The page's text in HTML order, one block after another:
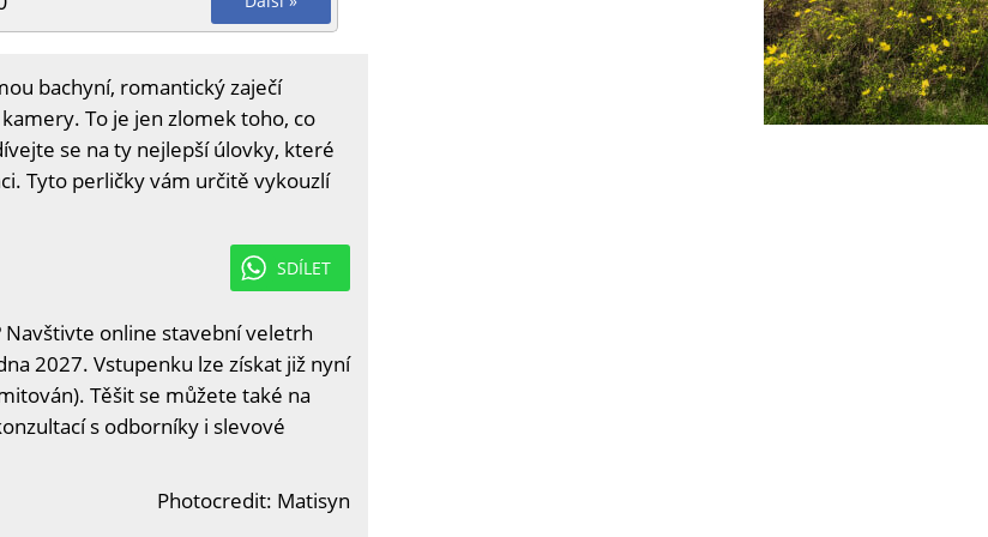
bachyní, romantický zaječí
To je jen zlomek toho, co
se na ty nejlepší úlovky, které
Tyto perličky vám určitě vykouzlí
SDÍLET
Navštivte online stavební veletrh
2027. Vstupenku lze získat již nyní
Těšit se můžete také na
s odborníky i slevové
Photocredit: Matisyn